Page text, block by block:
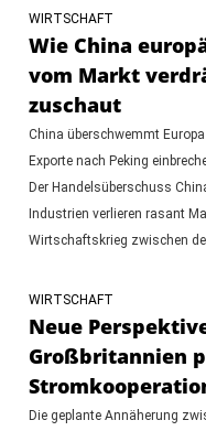
WIRTSCHAFT
Wie China
vom Markt
zuschaut
China überschwemmt
Exporte nach Peking
Der Handelsüberschuss
Industrien verlieren rasant
Wirtschaftskrieg zwischen
WIRTSCHAFT
Neue
Großbritannien
Die geplante Annäherung